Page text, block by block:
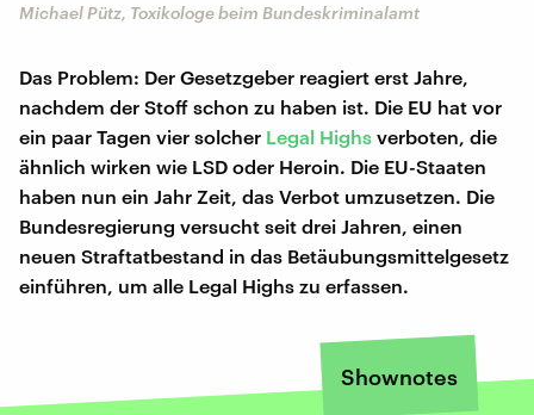
Michael Pütz, Toxikologe beim Bundeskriminalamt
Das Problem: Der Gesetzgeber reagiert erst Jahre,
nachdem der Stoff schon zu haben ist. Die EU hat vor
ein paar Tagen vier solcher Legal Highs verboten, die
ähnlich wirken wie LSD oder Heroin. Die EU-Staaten
haben nun ein Jahr Zeit, das Verbot umzusetzen. Die
Bundesregierung versucht seit drei Jahren, einen
neuen Straftatbestand in das Betäubungsmittelgesetz
einführen, um alle Legal Highs zu erfassen.
Shownotes